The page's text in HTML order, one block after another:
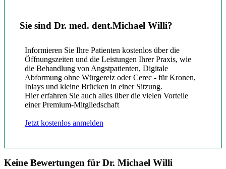
Sie sind Dr. med. dent.Michael Willi?
Informieren Sie Ihre Patienten kostenlos über die
Öffnungszeiten und die Leistungen Ihrer Praxis, wie
die Behandlung von Angstpatienten, Digitale
Abformung ohne Würgereiz oder Cerec - für Kronen,
Inlays und kleine Brücken in einer Sitzung.
Hier erfahren Sie auch alles über die vielen Vorteile
einer Premium-Mitgliedschaft
Jetzt kostenlos anmelden
Keine Bewertungen für Dr. Michael Willi